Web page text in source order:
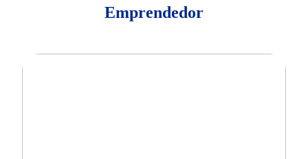
Emprendedor